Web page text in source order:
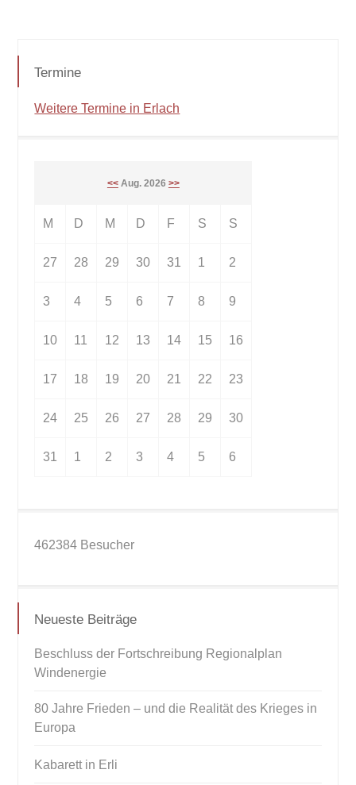
Termine
Weitere Termine in Erlach
<<Aug. 2026 >>
M D M D F S S
27 28 29 30 31 1 2
3 4 5 6 7 8 9
10 11 12 13 14 15 16
17 18 19 20 21 22 23
24 25 26 27 28 29 30
31 1 2 3 4 5 6
462384 Besucher
Neueste Beiträge
Beschluss der Fortschreibung Regionalplan
Windenergie
80 Jahre Frieden – und die Realität des Krieges in
Europa
Kabarett in Erli